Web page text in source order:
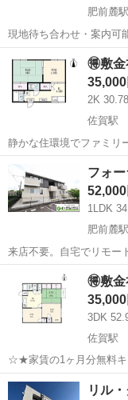
肥前麓駅
現地待ち合わせ・案内可
肥前
🉐敷
35,000
2K
佐賀駅
静かな住環境でファミリ
佐賀
フォ
52,000
1LDK
肥前麓駅
来店不要。自宅でリモー
鳥栖市 肥前
🉐敷
35,000
3DK
佐賀駅
☆★家賃の1ヶ月分無料
佐賀 佐賀市 佐
リル